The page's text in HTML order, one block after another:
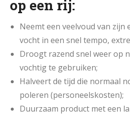
op een rij:
Neemt een veelvoud van zijn
vocht in een snel tempo,
Droogt razend snel weer op
vochtig te gebruiken;
Halveert de tijd die normaal
poleren (personeelskosten);
Duurzaam product met een